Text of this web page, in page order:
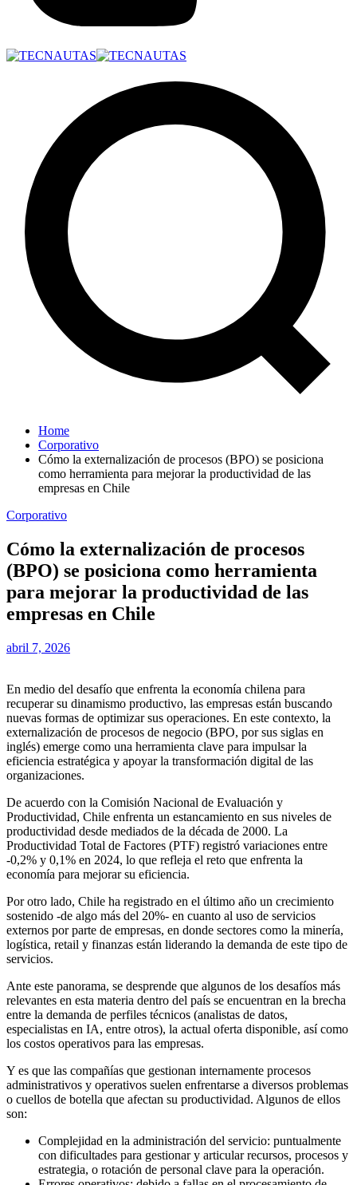
Home
Corporativo
Cómo la externalización de procesos (BPO) se posiciona
como herramienta para mejorar la productividad de las
empresas en Chile
Corporativo
Cómo la externalización de procesos
(BPO) se posiciona como herramienta
para mejorar la productividad de las
empresas en Chile
abril 7, 2026
En medio del desafío que enfrenta la economía chilena para
recuperar su dinamismo productivo, las empresas están buscando
nuevas formas de optimizar sus operaciones. En este contexto, la
externalización de procesos de negocio (BPO, por sus siglas en
inglés) emerge como una herramienta clave para impulsar la
eficiencia estratégica y apoyar la transformación digital de las
organizaciones.
De acuerdo con la Comisión Nacional de Evaluación y
Productividad, Chile enfrenta un estancamiento en sus niveles de
productividad desde mediados de la década de 2000. La
Productividad Total de Factores (PTF) registró variaciones entre
-0,2% y 0,1% en 2024, lo que refleja el reto que enfrenta la
economía para mejorar su eficiencia.
Por otro lado, Chile ha registrado en el último año un crecimiento
sostenido -de algo más del 20%- en cuanto al uso de servicios
externos por parte de empresas, en donde sectores como la minería,
logística, retail y finanzas están liderando la demanda de este tipo de
servicios.
Ante este panorama, se desprende que algunos de los desafíos más
relevantes en esta materia dentro del país se encuentran en la brecha
entre la demanda de perfiles técnicos (analistas de datos,
especialistas en IA, entre otros), la actual oferta disponible, así como
los costos operativos para las empresas.
Y es que las compañías que gestionan internamente procesos
administrativos y operativos suelen enfrentarse a diversos problemas
o cuellos de botella que afectan su productividad. Algunos de ellos
son:
Complejidad en la administración del servicio: puntualmente
con dificultades para gestionar y articular recursos, procesos y
estrategia, o rotación de personal clave para la operación.